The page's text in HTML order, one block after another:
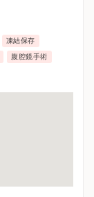
凍結保存
腹腔鏡手術